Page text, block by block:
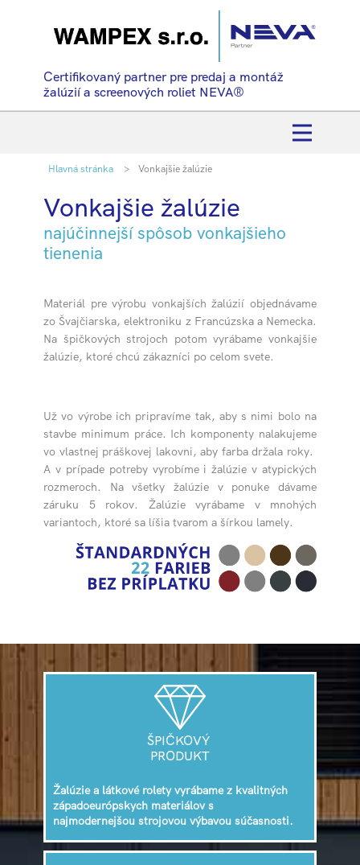
Certifikovaný partner pre predaj a montáž
žalúzií a screenových roliet NEVA®
Hlavná stránka Vonkajšie žalúzie
Vonkajšie žalúzie
najúčinnejší spôsob vonkajšieho
tienenia
Materiál pre výrobu vonkajších žalúzií objednávame
zo Švajčiarska, elektroniku z Francúzska a Nemecka.
Na špičkových strojoch potom vyrábame vonkajšie
žalúzie, ktoré chcú zákazníci po celom svete.
Už vo výrobe ich pripravíme tak, aby s nimi bolo na
stavbe minimum práce. Ich komponenty nalakujeme
vo vlastnej práškovej lakovni, aby farba držala roky.
A v prípade potreby vyrobíme i žalúzie v atypických
rozmeroch. Na všetky žalúzie v ponuke dávame
záruku 5 rokov. Žalúzie vyrábame v mnohých
variantoch, ktoré sa líšia tvarom a šírkou lamely.
ŠPIČKOVÝ
PRODUKT
Žalúzie a látkové rolety vyrábame z kvalitných
západoeurópskych materiálov s
najmodernejšou strojovou výbavou súčasnosti.